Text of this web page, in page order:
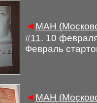
◄ МАН (
#11. 10
Февраль
◄ МАН (